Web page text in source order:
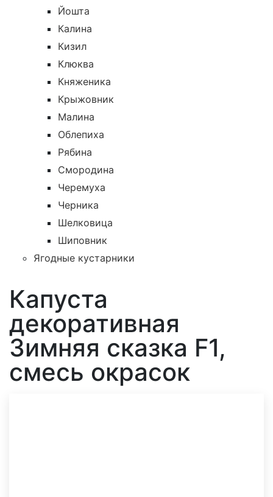
Йошта
Калина
Кизил
Клюква
Княженика
Крыжовник
Малина
Облепиха
Рябина
Смородина
Черемуха
Черника
Шелковица
Шиповник
Ягодные кустарники
Капуста
декоративная
Зимняя сказка F1,
смесь окрасок